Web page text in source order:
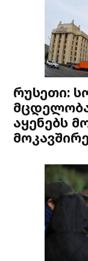
რუსეთი:
მცდელობა
აყენებს